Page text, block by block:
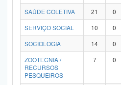
SAÚDE COLETIVA
21 0
SERVIÇO SOCIAL
10 0
SOCIOLOGIA
14 0
ZOOTECNIA /
RECURSOS
PESQUEIROS
7 0